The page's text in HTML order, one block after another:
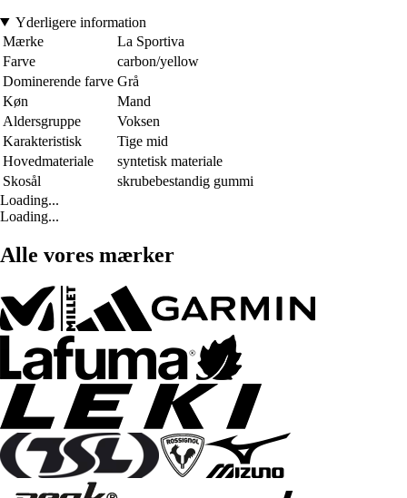
Yderligere information
Mærke
La Sportiva
Farve
carbon/yellow
Dominerende farve Grå
Køn
Mand
Aldersgruppe
Voksen
Karakteristisk
Tige mid
Hovedmateriale
syntetisk materiale
Skosål
skrubebestandig gummi
Loading...
Loading...
Alle vores mærker